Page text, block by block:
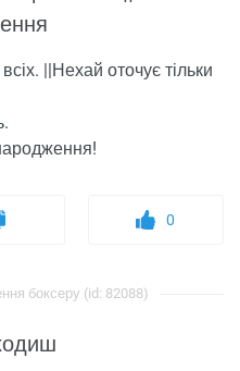
||Нехай оточує тільки
0
боксеру (id: 82088)